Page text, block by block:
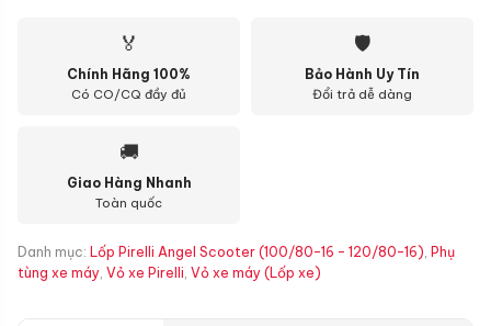
🏅
Chính Hãng 100%
Có CO/CQ đầy đủ
🛡
Bảo Hành Uy Tín
Đổi trả dễ dàng
🚚
Giao Hàng Nhanh
Toàn quốc
Danh mục: Lốp Pirelli Angel Scooter (100/80-16 - 120/80-16), Phụ
tùng xe máy, Vỏ xe Pirelli, Vỏ xe máy (Lốp xe)